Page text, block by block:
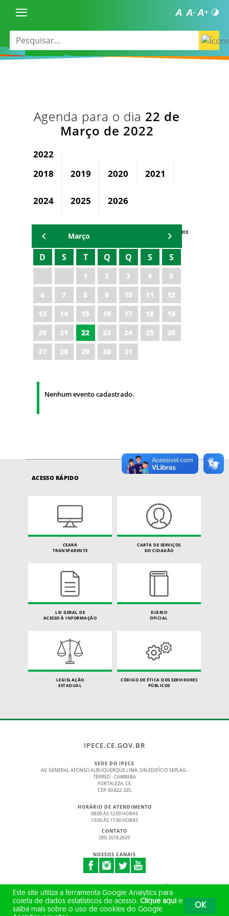
Agenda para o dia 22 de
Março de 2022
2022
2018
2019 2020 2021
2024 2025 2026
AGENDA IPECE
Março
D S T Q Q S S
1 2 3 4
5
6
7 8 9 10 11
12
13
14 15 16 17 18
19
20
21 22 23 24 25
26
27
28 29 30 31
Nenhum evento cadastrado.
ACESSO RÁPIDO
CEARÁ
TRANSPARENTE
CARTA DE SERVIÇOS
DO CIDADÃO
LEI GERAL DE
ACESSO À INFORMAÇÃO
DIÁRIO
OFICIAL
LEGISLAÇÃO
ESTADUAL
CÓDIGO DE ÉTICA DOS SERVIDORES
PÚBLICOS
IPECE.CE.GOV.BR
SEDE DO IPECE
AV. GENERAL AFONSO ALBUQUERQUE LIMA, S/N EDIFÍCIO SEPLAG -
TÉRREO - CAMBEBA
FORTALEZA, CE.
CEP: 60.822-325.
HORÁRIO DE ATENDIMENTO
08:00 ÀS 12:00 HORAS
13:00 ÀS 17:00 HORAS
CONTATO
(85) 2018.2639
NOSSOS CANAIS
© 2017 - 2026 – GOVERNO DO ESTADO DO CEARÁ
TODOS OS DIREITOS RESERVADOS
Este site utiliza a ferramenta Google Analytics para
coleta de dados estatísticos de acesso. Clique aqui e
saiba mais sobre o uso de cookies do Google
OK